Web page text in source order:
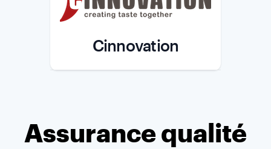
Cinnovation
Role
Assurance qualité